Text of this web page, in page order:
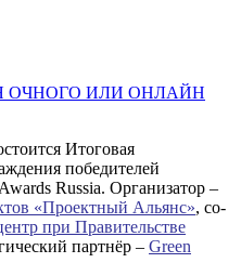
ОЧНОГО ИЛИ ОНЛАЙН
Итоговая
победителей
Russia. Организатор –
«Проектный Альянс», со-
при Правительстве
партнёр – Green